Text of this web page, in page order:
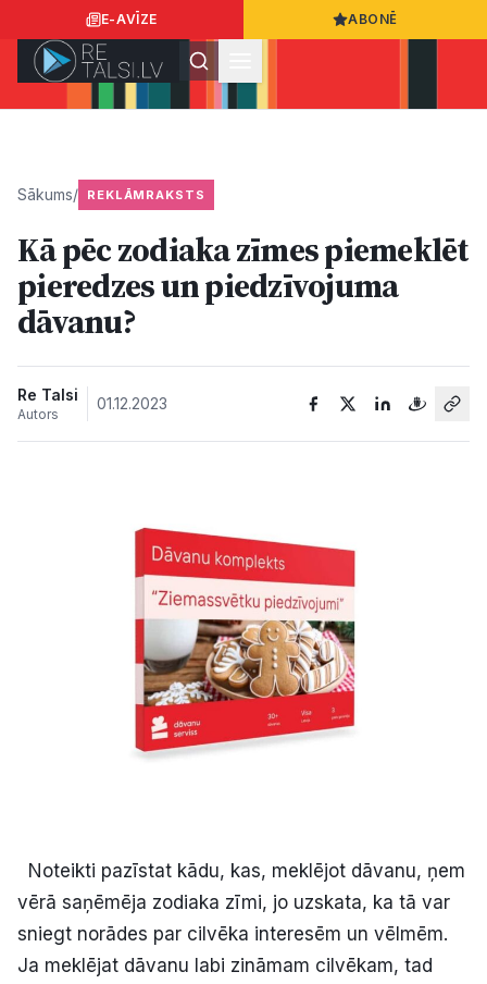
E-AVĪZE ABONĒ
Ziņas
Bizness
Video
Vieta
Pasākumi
Reklāma
Sākums/ REKLĀMRAKSTS
Kā pēc zodiaka zīmes piemeklēt
pieredzes un piedzīvojuma
dāvanu?
Re Talsi
Autors
01.12.2023
Noteikti pazīstat kādu, kas, meklējot dāvanu, ņem
vērā saņēmēja zodiaka zīmi, jo uzskata, ka tā var
sniegt norādes par cilvēka interesēm un vēlmēm.
Ja meklējat dāvanu labi zināmam cilvēkam, tad